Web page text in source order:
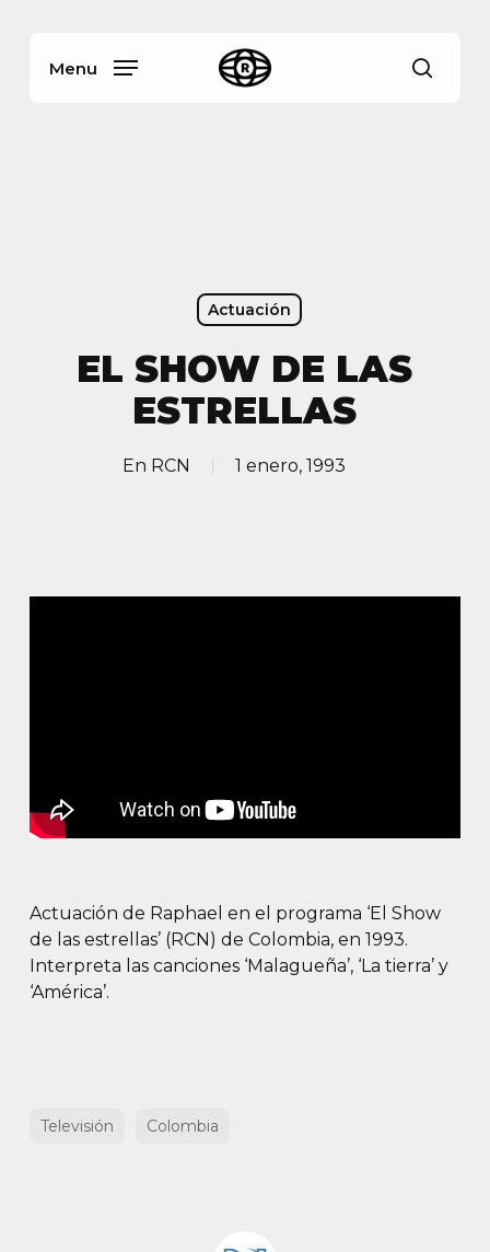
Menu
Actuación
EL SHOW DE LAS
ESTRELLAS
En RCN 1 enero, 1993
Actuación de Raphael en el programa ‘El Show
de las estrellas’ (RCN) de Colombia, en 1993.
Interpreta las canciones ‘Malagueña’, ‘La tierra’ y
‘América’.
Televisión Colombia